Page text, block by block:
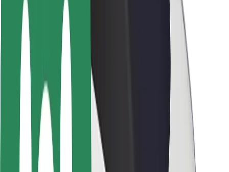
Seguridad para usuarios
Seguridad para conductores
Seguridad para patinetes
Safety Lab
Ciudades
Dónde estamos
Soluciones para las ciudades
Aeropuertos
Estaciones de carga de Bolt